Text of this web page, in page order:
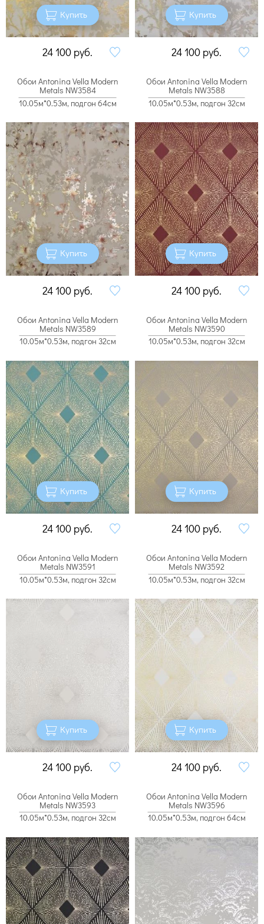
Купить
24 100 руб.
Купить
24 100 руб.
Обои Antonina Vella Modern
Metals NW3584
10.05м*0.53м, подгон 64см
Купить
24 100 руб.
Обои Antonina Vella Modern
Metals NW3588
10.05м*0.53м, подгон 32см
Купить
24 100 руб.
Обои Antonina Vella Modern
Metals NW3589
10.05м*0.53м, подгон 32см
Купить
24 100 руб.
Обои Antonina Vella Modern
Metals NW3590
10.05м*0.53м, подгон 32см
Купить
24 100 руб.
Обои Antonina Vella Modern
Metals NW3591
10.05м*0.53м, подгон 32см
Купить
24 100 руб.
Обои Antonina Vella Modern
Metals NW3592
10.05м*0.53м, подгон 32см
Купить
24 100 руб.
Обои Antonina Vella Modern
Metals NW3593
10.05м*0.53м, подгон 32см
Обои Antonina Vella Modern
Metals NW3596
10.05м*0.53м, подгон 64см